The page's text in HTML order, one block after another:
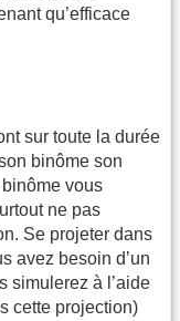
qu’efficace
sur toute la durée
binôme son
vous
ne pas
Se projeter dans
avez besoin d’un
simulerez à l’aide
cette projection)